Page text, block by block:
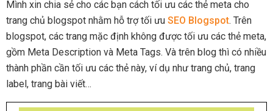
Mình xin chia sẻ cho các bạn cách tối ưu các thẻ meta cho
trang chủ blogspot nhằm hỗ trợ tối ưu SEO Blogspot. Trên
blogspot, các trang mặc định không được tối ưu các thẻ meta,
gồm Meta Description và Meta Tags. Và trên blog thì có nhiều
thành phần cần tối ưu các thẻ này, ví dụ như trang chủ, trang
label, trang bài viết…